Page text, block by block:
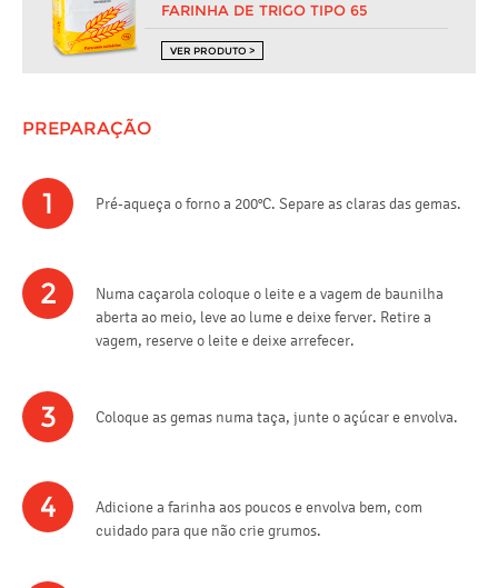
FARINHA DE TRIGO TIPO 65
VER PRODUTO >
PREPARAÇÃO
1 Pré-aqueça o forno a 200°C. Separe as claras das gemas.
2
Numa caçarola coloque o leite e a vagem de baunilha
aberta ao meio, leve ao lume e deixe ferver. Retire a
vagem, reserve o leite e deixe arrefecer.
3 Coloque as gemas numa taça, junte o açúcar e envolva.
4
Adicione a farinha aos poucos e envolva bem, com
cuidado para que não crie grumos.